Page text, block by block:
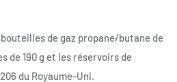
de gaz propane/butane de
de 190 g et les réservoirs de
du Royaume-Uni.